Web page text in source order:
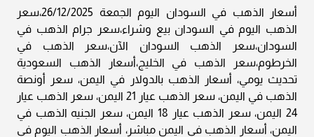
أسعار الذهب في السودان اليوم الجمعة 26/12/2025،سعر
الذهب اليوم في السودان بيع وشراء،سعر جرام الذهب في
السودان،سعر الذهب السودان الآن،سعر الذهب في
الخرطوم،سعر الذهب في الخليج،أسعار الذهب السعودية
تحديث يومي، أسعار الذهب بالدولار في اليمن، سعر أونصة
الذهب في اليمن، سعر الذهب عيار 21 اليمن، سعر الذهب عيار
24 اليمن، سعر الذهب عيار 18 اليمن، سعر الجنيه الذهب في
اليمن، أسعار الذهب في اليمن مباشر، أسعار الذهب اليوم في